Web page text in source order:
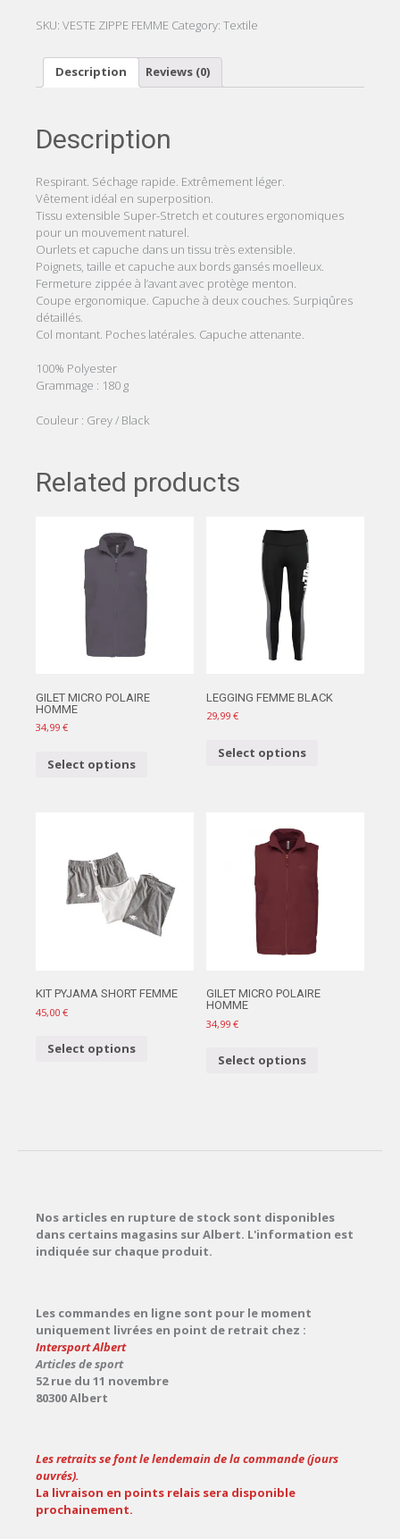
POLAIRE
quantity
SKU: VESTE ZIPPE FEMME Category: Textile
Description Reviews (0)
Description
Respirant. Séchage rapide. Extrêmement léger.
Vêtement idéal en superposition.
Tissu extensible Super-Stretch et coutures ergonomiques
pour un mouvement naturel.
Ourlets et capuche dans un tissu très extensible.
Poignets, taille et capuche aux bords gansés moelleux.
Fermeture zippée à l’avant avec protège menton.
Coupe ergonomique. Capuche à deux couches. Surpiqûres
détaillés.
Col montant. Poches latérales. Capuche attenante.
100% Polyester
Grammage : 180 g
Couleur : Grey / Black
Related products
GILET MICRO POLAIRE
HOMME
34,99 €
Select options
LEGGING FEMME BLACK
29,99€
Select options
KIT PYJAMA SHORT FEMME
45,00 €
Select options
GILET MICRO POLAIRE
HOMME
34,99€
Select options
Nos articles en rupture de stock sont disponibles
dans certains magasins sur Albert. L'information est
indiquée sur chaque produit.
Les commandes en ligne sont pour le moment
uniquement livrées en point de retrait chez :
Intersport Albert
Articles de sport
52 rue du 11 novembre
80300 Albert
Les retraits se font le lendemain de la commande (jours
ouvrés).
La livraison en points relais sera disponible
prochainement.